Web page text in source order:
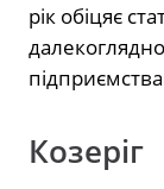
рік обіцяє
Козеріг